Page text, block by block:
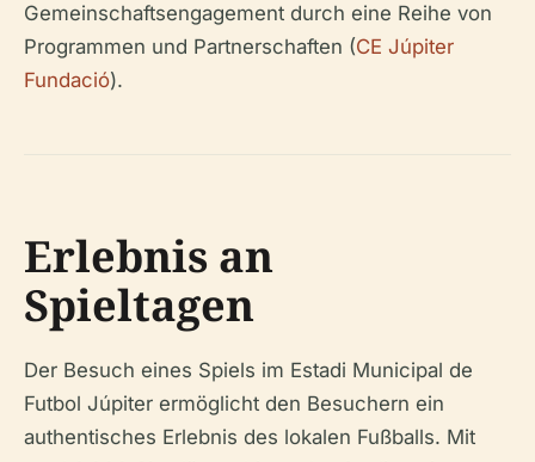
Gemeinschaftsengagement durch eine Reihe von
Programmen und Partnerschaften (CE Júpiter
Fundació).
Erlebnis an
Spieltagen
Der Besuch eines Spiels im Estadi Municipal de
Futbol Júpiter ermöglicht den Besuchern ein
authentisches Erlebnis des lokalen Fußballs. Mit